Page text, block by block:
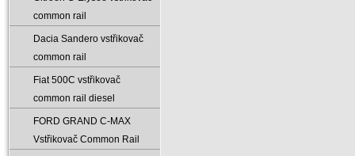
common rail
Dacia Sandero vstřikovač
common rail
Fiat 500C vstřikovač
common rail diesel
FORD GRAND C-MAX
Vstřikovač Common Rail